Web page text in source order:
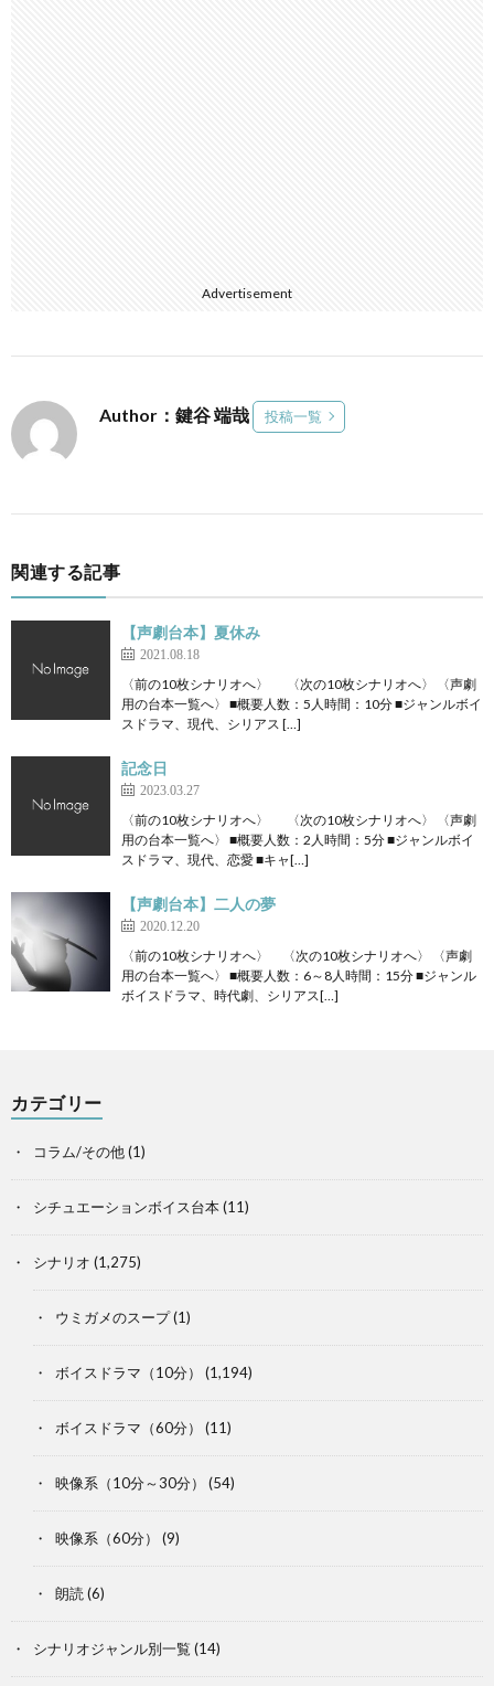
Advertisement
Author：鍵谷 端哉 投稿一覧
関連する記事
【声劇台本】夏休み
2021.08.18
〈前の10枚シナリオへ〉 〈次の10枚シナリオへ〉 〈声劇
用の台本一覧へ〉 ■概要人数：5人時間：10分 ■ジャンルボイ
スドラマ、現代、シリアス […]
記念日
2023.03.27
〈前の10枚シナリオへ〉 〈次の10枚シナリオへ〉 〈声劇
用の台本一覧へ〉 ■概要人数：2人時間：5分 ■ジャンルボイ
スドラマ、現代、恋愛 ■キャ[…]
【声劇台本】二人の夢
2020.12.20
〈前の10枚シナリオへ〉 〈次の10枚シナリオへ〉 〈声劇
用の台本一覧へ〉 ■概要人数：6～8人時間：15分 ■ジャンル
ボイスドラマ、時代劇、シリアス[…]
カテゴリー
コラム/その他(1)
シチュエーションボイス台本(11)
シナリオ (1,275)
ウミガメのスープ(1)
ボイスドラマ（10分） (1,194)
ボイスドラマ（60分） (11)
映像系（10分～30分） (54)
映像系（60分） (9)
朗読 (6)
シナリオジャンル別一覧 (14)